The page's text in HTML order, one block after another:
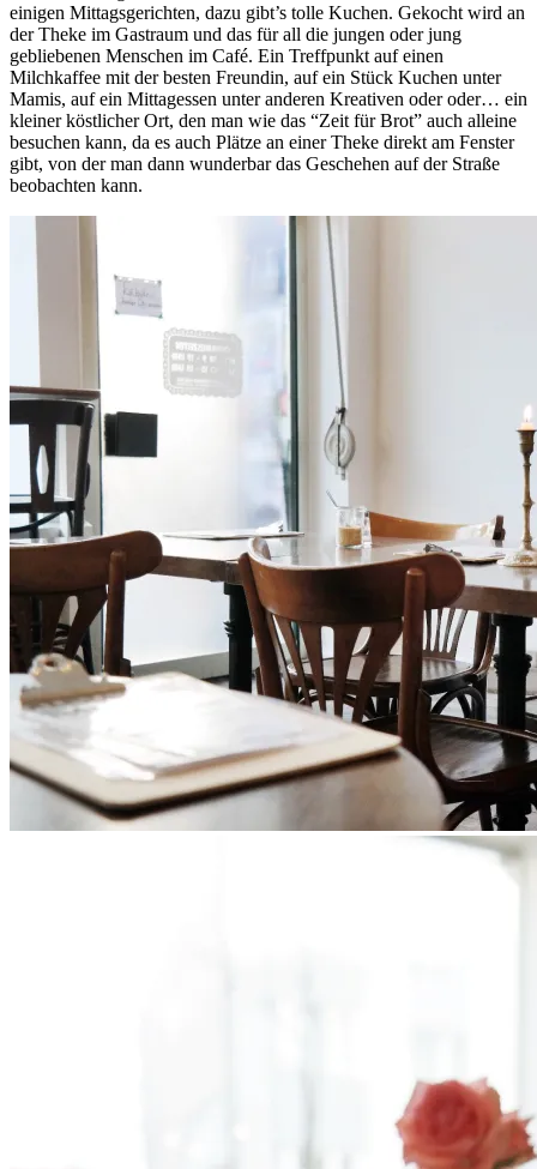
einigen Mittagsgerichten, dazu gibt’s tolle Kuchen. Gekocht wird an
der Theke im Gastraum und das für all die jungen oder jung
gebliebenen Menschen im Café. Ein Treffpunkt auf einen
Milchkaffee mit der besten Freundin, auf ein Stück Kuchen unter
Mamis, auf ein Mittagessen unter anderen Kreativen oder oder… ein
kleiner köstlicher Ort, den man wie das “Zeit für Brot” auch alleine
besuchen kann, da es auch Plätze an einer Theke direkt am Fenster
gibt, von der man dann wunderbar das Geschehen auf der Straße
beobachten kann.